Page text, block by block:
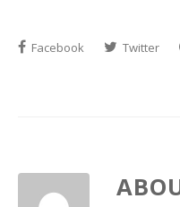
Facebook Twitter